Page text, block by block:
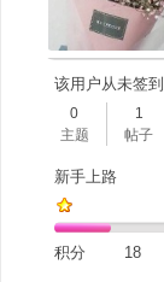
该用户从未签到
0
主题
1
帖子
新手上路
积分 18